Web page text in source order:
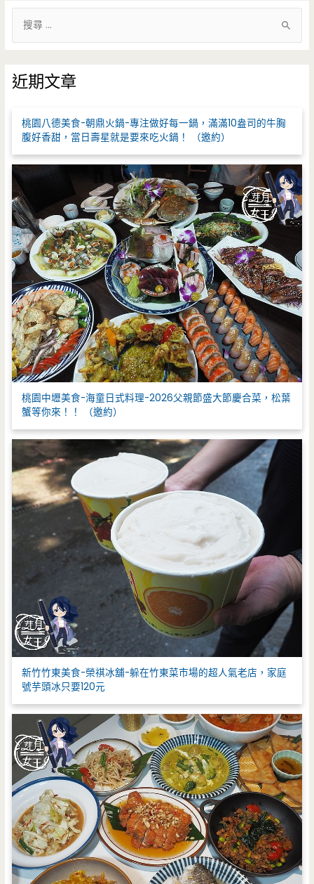
鍵
字
近期文章
桃園八德美食-朝鼎火鍋-專注做好每一鍋，滿滿10盎司的牛胸
腹好香甜，當日壽星就是要來吃火鍋！ （邀約）
桃園中壢美食-海童日式料理-2026父親節盛大節慶合菜，松葉
蟹等你來！！ （邀約）
新竹竹東美食-榮祺冰舖-躲在竹東菜市場的超人氣老店，家庭
號芋頭冰只要120元